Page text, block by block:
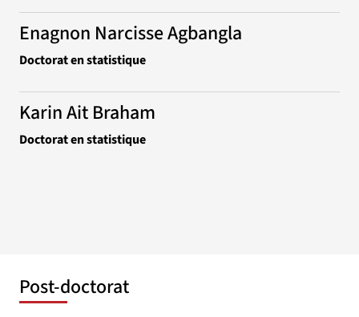
Enagnon Narcisse Agbangla
Doctorat en statistique
Karin Ait Braham
Doctorat en statistique
Post-doctorat